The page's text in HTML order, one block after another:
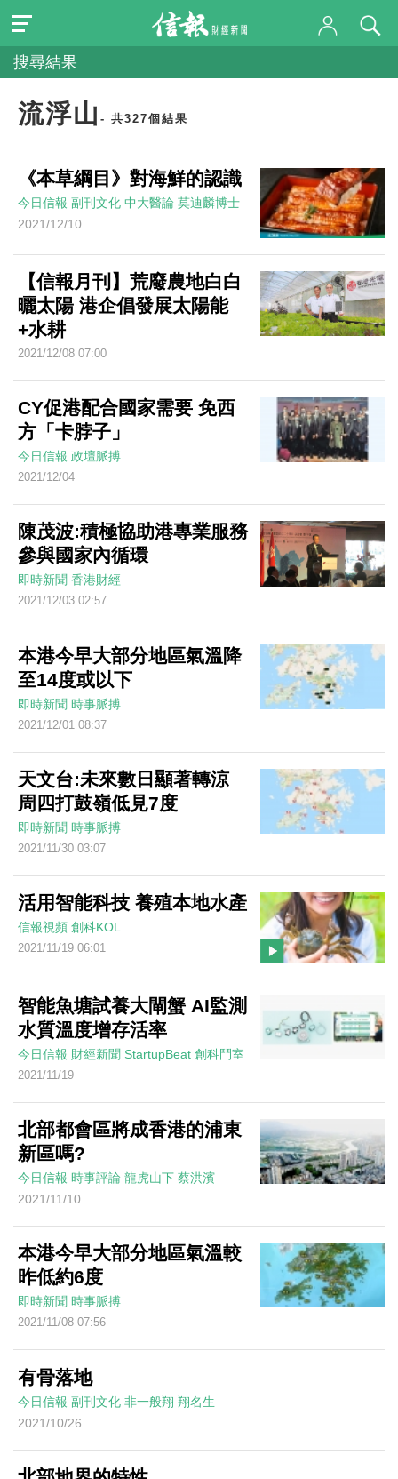
搜尋結果
流浮山 - 共327個結果
《本草綱目》對海鮮的認識
今日信報 副刊文化 中大醫論 莫迪麟博士
2021/12/10
【信報月刊】荒廢農地白白
曬太陽 港企倡發展太陽能
+水耕
2021/12/08 07:00
CY促港配合國家需要 免西
方「卡脖子」
今日信報 政壇脈搏
2021/12/04
陳茂波:積極協助港專業服務
參與國家內循環
即時新聞 香港財經
2021/12/03 02:57
本港今早大部分地區氣溫降
至14度或以下
即時新聞 時事脈搏
2021/12/01 08:37
天文台:未來數日顯著轉涼
周四打鼓嶺低見7度
即時新聞 時事脈搏
2021/11/30 03:07
活用智能科技 養殖本地水產
信報視頻 創科KOL
2021/11/19 06:01
智能魚塘試養大閘蟹 AI監測
水質溫度增存活率
今日信報 財經新聞 StartupBeat 創科鬥室
2021/11/19
北部都會區將成香港的浦東
新區嗎?
今日信報 時事評論 龍虎山下 蔡洪濱
2021/11/10
本港今早大部分地區氣溫較
昨低約6度
即時新聞 時事脈搏
2021/11/08 07:56
有骨落地
今日信報 副刊文化 非一般翔 翔名生
2021/10/26